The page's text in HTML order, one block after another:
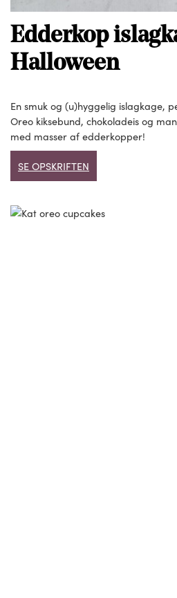
Edderkop
Halloween
En smuk og (u)hyggelig islagkage,
Oreo kiksebund, chokoladeis og
med masser af edderkopper!
SE OPSKRIFTEN